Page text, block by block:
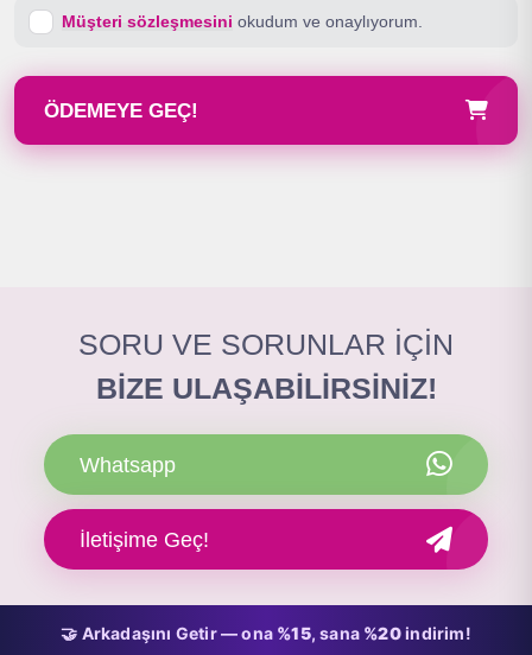
Müşteri sözleşmesini okudum ve onaylıyorum.
ÖDEMEYE GEÇ!
SORU VE SORUNLAR İÇİN
BİZE ULAŞABİLİRSİNİZ!
Whatsapp
İletişime Geç!
🤝 Arkadaşını Getir — ona %15, sana %20indirim!